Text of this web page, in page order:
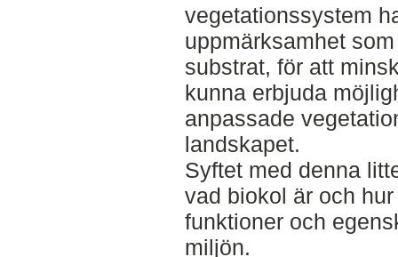
vegetationssystem
uppmärksamhet
substrat, för att
kunna erbjuda
anpassade
landskapet.
Syftet med denna
vad biokol är och
funktioner och
miljön.